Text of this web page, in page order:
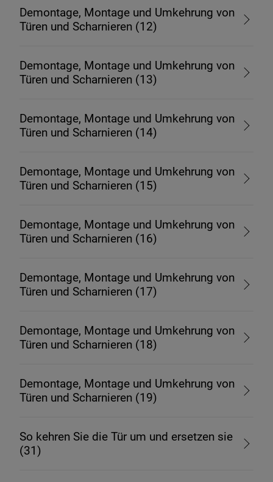
Demontage, Montage und Umkehrung von
Türen und Scharnieren (12)
Demontage, Montage und Umkehrung von
Türen und Scharnieren (13)
Demontage, Montage und Umkehrung von
Türen und Scharnieren (14)
Demontage, Montage und Umkehrung von
Türen und Scharnieren (15)
Demontage, Montage und Umkehrung von
Türen und Scharnieren (16)
Demontage, Montage und Umkehrung von
Türen und Scharnieren (17)
Demontage, Montage und Umkehrung von
Türen und Scharnieren (18)
Demontage, Montage und Umkehrung von
Türen und Scharnieren (19)
So kehren Sie die Tür um und ersetzen sie
(31)